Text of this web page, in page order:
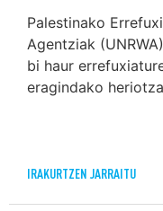
Palestinako
Agentziak
bi haur
eragindako
IRAKURTZEN JARRAITU